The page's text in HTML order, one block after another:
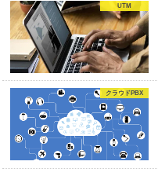
UTM
クラウドPBX